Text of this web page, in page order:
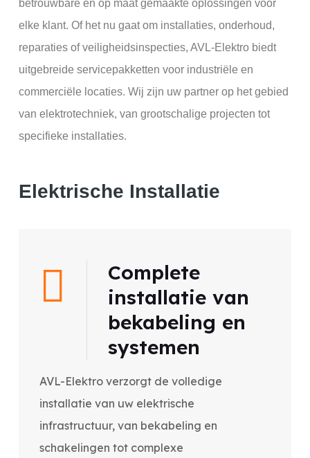
betrouwbare en op maat gemaakte oplossingen voor
elke klant. Of het nu gaat om installaties, onderhoud,
reparaties of veiligheidsinspecties, AVL-Elektro biedt
uitgebreide servicepakketten voor industriële en
commerciële locaties. Wij zijn uw partner op het gebied
van elektrotechniek, van grootschalige projecten tot
specifieke installaties.
Elektrische Installatie
Complete
installatie van
bekabeling en
systemen
AVL-Elektro verzorgt de volledige
installatie van uw elektrische
infrastructuur, van bekabeling en
schakelingen tot complexe